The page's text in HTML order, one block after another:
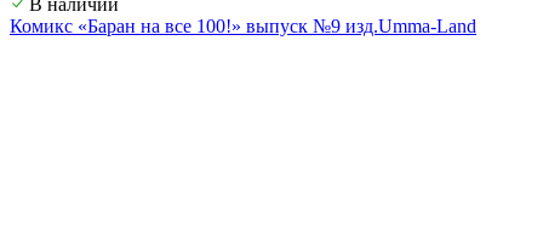
Комикс «Баран на все 100!» выпуск №9 изд.Umma-Land